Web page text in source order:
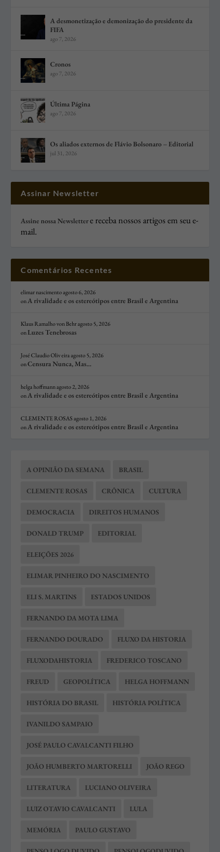
A desmonetização e demonização do presidente da
FIFA
ago 7, 2026
Cronos
ago 7, 2026
Última Página
ago 7, 2026
Os aliados externos de Flávio Bolsonaro – Editorial
jul 31, 2026
Assinar Newsletter
Assine nossa Newslettere receba nossos artigos em seu e-
mail.
Comentários Recentes
elimar nascimentoagosto 6, 2026
onA rivalidade e os estereótipos entre Brasil e Argentina
Klaus Ramalho von Behragosto 5, 2026
onLuzes Tenebrosas
José Claudio Oliv eiraagosto 5, 2026
onCensura Nunca, Mas…
helga hoffmannagosto 2, 2026
onA rivalidade e os estereótipos entre Brasil e Argentina
CLEMENTE ROSAS agosto 1, 2026
onA rivalidade e os estereótipos entre Brasil e Argentina
A OPINIÃO DA SEMANA BRASIL
CLEMENTE ROSAS CRÔNICA CULTURA
DEMOCRACIA DIREITOS HUMANOS
DONALD TRUMP EDITORIAL
ELEIÇÕES 2026
ELIMAR PINHEIRO DO NASCIMENTO
ELI S. MARTINS ESTADOS UNIDOS
FERNANDO DA MOTA LIMA
FERNANDO DOURADO FLUXO DA HISTORIA
FLUXODAHISTORIA FREDERICO TOSCANO
FREUD GEOPOLÍTICA HELGA HOFFMANN
HISTÓRIA DO BRASIL HISTÓRIA POLÍTICA
IVANILDO SAMPAIO
JOSÉ PAULO CAVALCANTI FILHO
JOÃO HUMBERTO MARTORELLI JOÃO REGO
LITERATURA LUCIANO OLIVEIRA
LUIZ OTAVIO CAVALCANTI LULA
MEMÓRIA PAULO GUSTAVO